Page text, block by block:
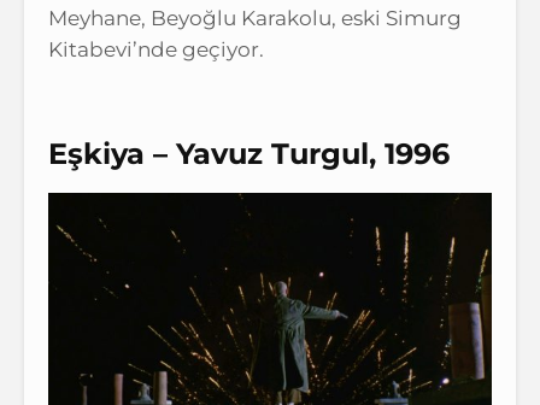
Meyhane, Beyoğlu Karakolu, eski Simurg
Kitabevi’nde geçiyor.
Eşkiya – Yavuz Turgul, 1996